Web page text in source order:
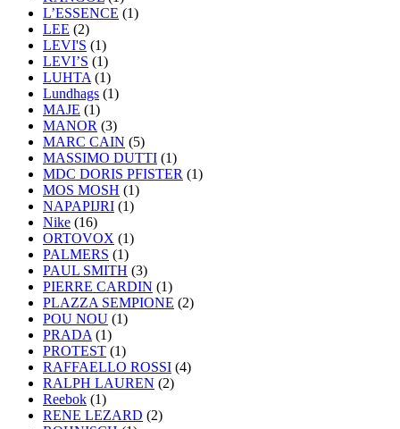
L’ESSENCE (1)
LEE (2)
LEVI'S (1)
LEVI’S (1)
LUHTA (1)
Lundhags (1)
MAJE (1)
MANOR (3)
MARC CAIN (5)
MASSIMO DUTTI (1)
MDC DORIS PFISTER (1)
MOS MOSH (1)
NAPAPIJRI (1)
Nike (16)
ORTOVOX (1)
PALMERS (1)
PAUL SMITH (3)
PIERRE CARDIN (1)
PLAZZA SEMPIONE (2)
POU NOU (1)
PRADA (1)
PROTEST (1)
RAFFAELLO ROSSI (4)
RALPH LAUREN (2)
Reebok (1)
RENE LEZARD (2)